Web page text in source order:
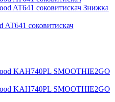
Знижка
AT641 соковитискач